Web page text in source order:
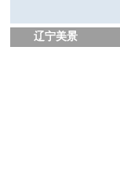
辽宁美景